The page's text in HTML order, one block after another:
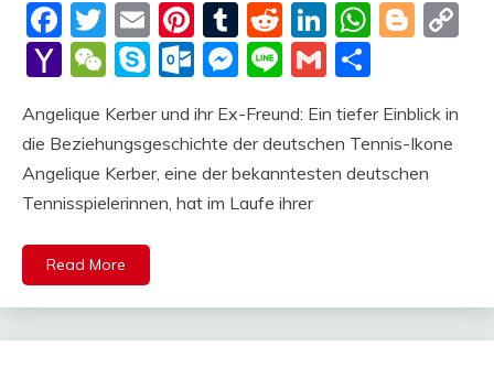
Meme
Facebook
Twitter
EmailPinterest
Tumblr
Reddit
LinkedIn
Yahoo
WeChat
SkypeOutlook.com
Messenger
LineGmail
Angelique Kerber und ihr Ex-Freund: Ein tiefer Einblick in
die Beziehungsgeschichte der deutschen Tennis-Ikone
Angelique Kerber, eine der bekanntesten deutschen
Tennisspielerinnen, hat im Laufe ihrer
Read More